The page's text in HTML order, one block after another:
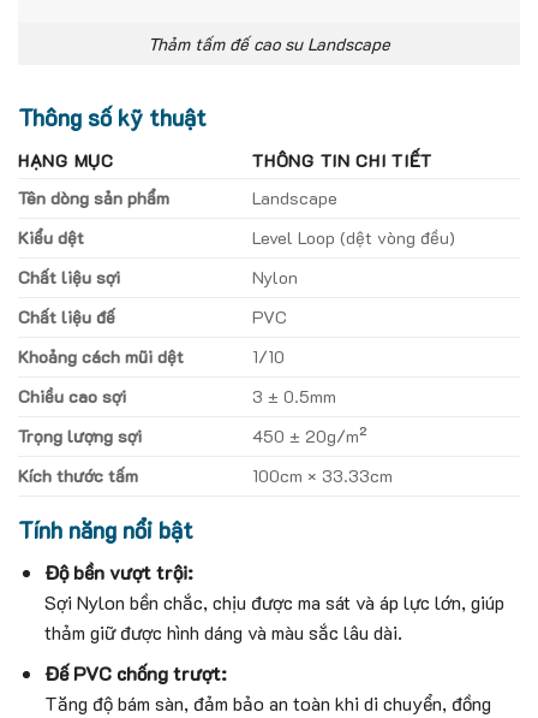
Thảm tấm đế cao su Landscape
Thông số kỹ thuật
HẠNG MỤC
THÔNG TIN CHI TIẾT
Tên dòng sản phẩm
Landscape
Kiểu dệt
Level Loop (dệt vòng đều)
Chất liệu sợi
Nylon
Chất liệu đế
PVC
Khoảng cách mũi dệt
1/10
Chiều cao sợi
3 ± 0.5mm
Trọng lượng sợi
450 ± 20g/m²
Kích thước tấm
100cm × 33.33cm
Tính năng nổi bật
Độ bền vượt trội:
Sợi Nylon bền chắc, chịu được ma sát và áp lực lớn, giúp
thảm giữ được hình dáng và màu sắc lâu dài.
Đế PVC chống trượt:
Tăng độ bám sàn, đảm bảo an toàn khi di chuyển, đồng